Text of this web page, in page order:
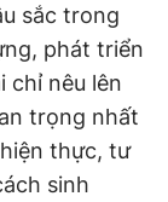
sắc trong
phát triển
chỉ nêu lên
trọng nhất
thực, tư
sinh